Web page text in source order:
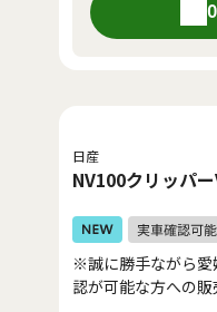
日産
NV100クリッパー
※誠に勝手ながら愛
認が可能な方への